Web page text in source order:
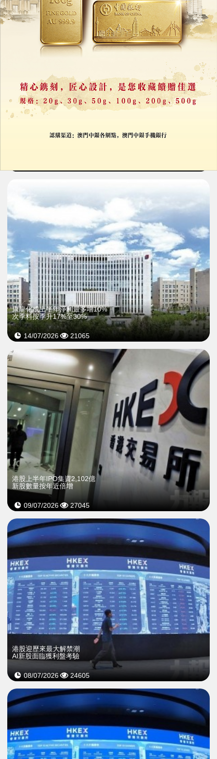
花旗升中國股票至「超配」
康龍化成上半年淨利最多增10%
次季料按季升17%至30%
14/07/2026 21065
港股上半年IPO集資2,102億
新股數量按年近倍增
09/07/2026 27045
港股迎歷來最大解禁潮
AI新股面臨獲利盤考驗
08/07/2026 24605